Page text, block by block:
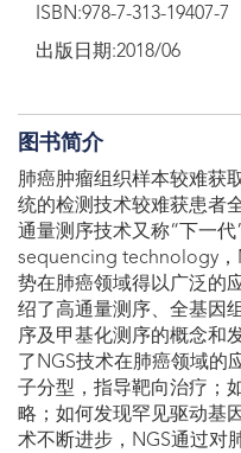
ISBN:978-7-313-19407-7
出版日期:2018/06
图书简介
肺癌肿瘤组织样本较难获
统的检测技术较难获患者
通量测序技术又称“下一
sequencing technology
势在肺癌领域得以广泛的
绍了高通量测序、全基因
序及甲基化测序的概念和
了NGS技术在肺癌领域的
子分型，指导靶向治疗；
略；如何发现罕见驱动
术不断进步，NGS通过对